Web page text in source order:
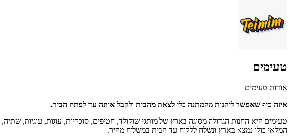
טעימים
אודות טעימים
איזה כיף שאפשר ליהנות מהמתנה בלי לצאת מהבית ולקבל אותה עד לפתח הבית.
טעימים היא החנות הגדולה מסוגה בארץ של מותגי שוקולד, חטיפים, סוכריות, עוגות, עוגיות,
המלאי כולו נמצא בארץ ונשלח ללקוח עד הבית במשלוח מהיר.